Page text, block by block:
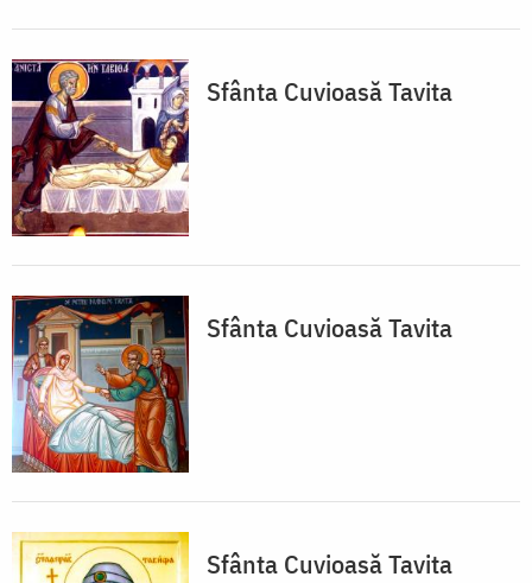
Sfânta Cuvioasă Tavita
Sfânta Cuvioasă Tavita
Sfânta Cuvioasă Tavita